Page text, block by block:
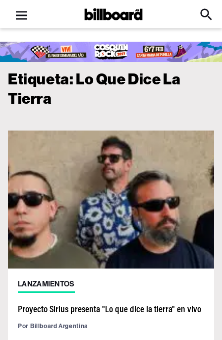
Open
menu
Billboard
Click
Input
Etiqueta:Lo Que Dice La
Tierra
LANZAMIENTOS
Proyecto Sirius presenta "Lo que dice la tierra" en vivo
Por Billboard Argentina